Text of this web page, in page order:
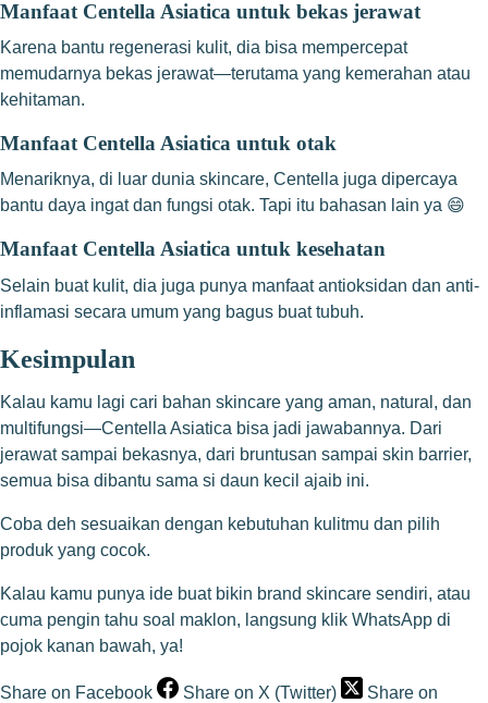
Manfaat Centella Asiatica untuk bekas jerawat
Karena bantu regenerasi kulit, dia bisa mempercepat
memudarnya bekas jerawat—terutama yang kemerahan atau
kehitaman.
Manfaat Centella Asiatica untuk otak
Menariknya, di luar dunia skincare, Centella juga dipercaya
bantu daya ingat dan fungsi otak. Tapi itu bahasan lain ya 😄
Manfaat Centella Asiatica untuk kesehatan
Selain buat kulit, dia juga punya manfaat antioksidan dan anti-
inflamasi secara umum yang bagus buat tubuh.
Kesimpulan
Kalau kamu lagi cari bahan skincare yang aman, natural, dan
multifungsi—Centella Asiatica bisa jadi jawabannya. Dari
jerawat sampai bekasnya, dari bruntusan sampai skin barrier,
semua bisa dibantu sama si daun kecil ajaib ini.
Coba deh sesuaikan dengan kebutuhan kulitmu dan pilih
produk yang cocok.
Kalau kamu punya ide buat bikin brand skincare sendiri, atau
cuma pengin tahu soal maklon, langsung klik WhatsApp di
pojok kanan bawah, ya!
Share on Facebook Share on X (Twitter)
Share on